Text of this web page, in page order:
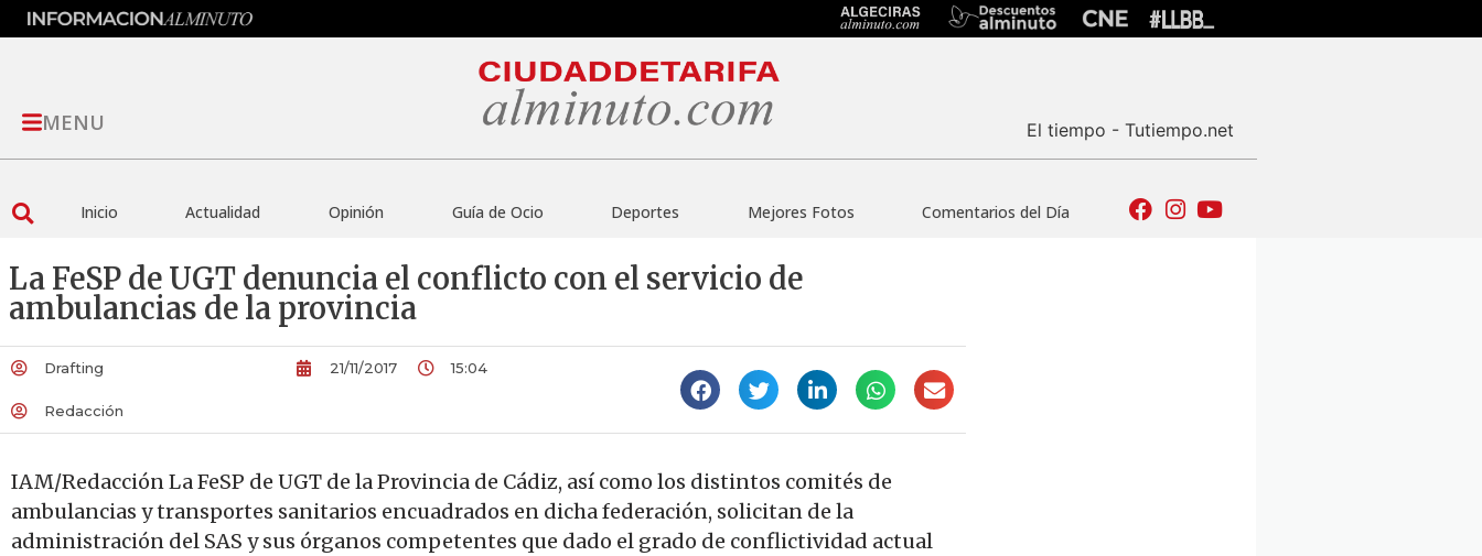
MENU El tiempo - Tutiempo.net
Inicio Actualidad Opinión Guía de Ocio Deportes Mejores Fotos Comentarios del Día
La FeSP de UGT denuncia el conflicto con el servicio de
ambulancias de la provincia
Drafting
Redacción
21/11/2017 15:04
IAM/Redacción La FeSP de UGT de la Provincia de Cádiz, así como los distintos comités de
ambulancias y transportes sanitarios encuadrados en dicha federación, solicitan de la
administración del SAS y sus órganos competentes que dado el grado de conflictividad actual